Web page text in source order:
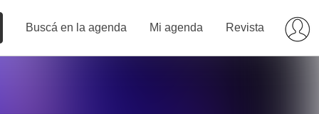
Buscá en la agenda Mi agenda Revista